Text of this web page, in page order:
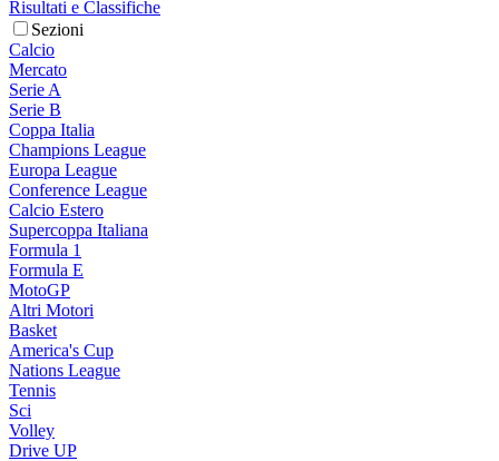
Risultati e Classifiche
Sezioni
Calcio
Mercato
Serie A
Serie B
Coppa Italia
Champions League
Europa League
Conference League
Calcio Estero
Supercoppa Italiana
Formula 1
Formula E
MotoGP
Altri Motori
Basket
America's Cup
Nations League
Tennis
Sci
Volley
Drive UP